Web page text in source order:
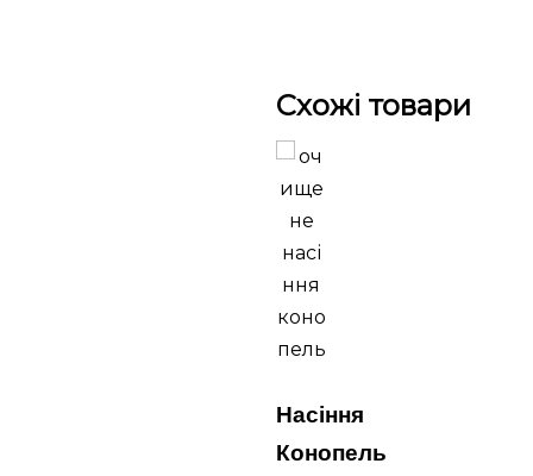
Схожі товари
Насіння
Конопель